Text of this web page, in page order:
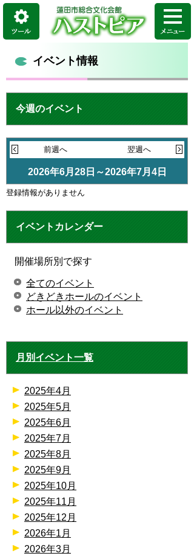
イベント情報
今週のイベント
2026年6月28日～2026年7月4日
翌週へ
前週へ
登録情報がありません
イベントカレンダー
開催場所別で探す
全てのイベント
どきどきホールのイベント
ホール以外のイベント
月別イベント一覧
2025年4月
2025年5月
2025年6月
2025年7月
2025年8月
2025年9月
2025年10月
2025年11月
2025年12月
2026年1月
2026年3月